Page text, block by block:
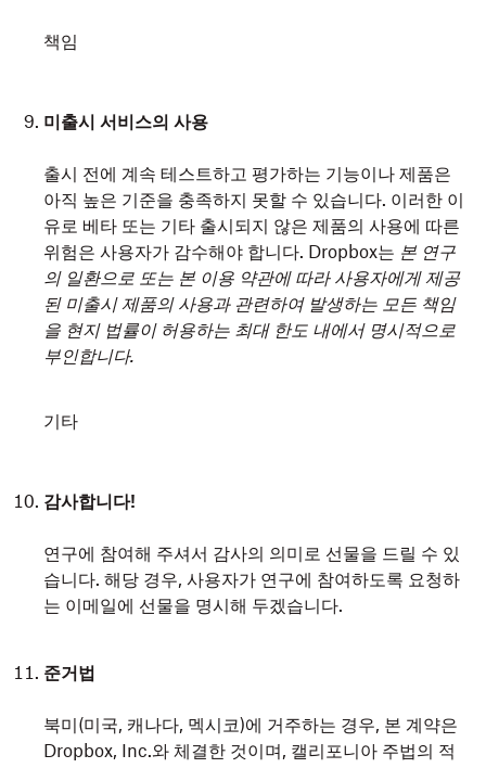
책임
미출시 서비스의 사용
출시 전에 계속 테스트하고 평가하는 기능이나 제품은
아직 높은 기준을 충족하지 못할 수 있습니다. 이러한 이
유로 베타 또는 기타 출시되지 않은 제품의 사용에 따른
위험은 사용자가 감수해야 합니다. Dropbox는 본 연구
의 일환으로 또는 본 이용 약관에 따라 사용자에게 제공
된 미출시 제품의 사용과 관련하여 발생하는 모든 책임
을 현지 법률이 허용하는 최대 한도 내에서 명시적으로
부인합니다.
기타
감사합니다!
연구에 참여해 주셔서 감사의 의미로 선물을 드릴 수 있
습니다. 해당 경우, 사용자가 연구에 참여하도록 요청하
는 이메일에 선물을 명시해 두겠습니다.
준거법
북미(미국, 캐나다, 멕시코)에 거주하는 경우, 본 계약은
Dropbox, Inc.와 체결한 것이며, 캘리포니아 주법의 적